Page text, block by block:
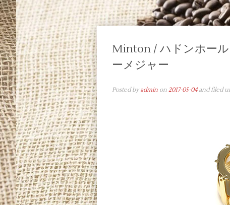
Minton / ハドンホー
ーメジャー
Posted byadmin on 2017-05-04 and filed